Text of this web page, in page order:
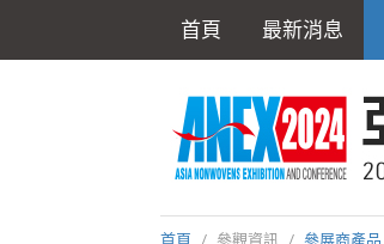
首頁 最新消息
首頁 / 參觀資訊 / 參展商產品